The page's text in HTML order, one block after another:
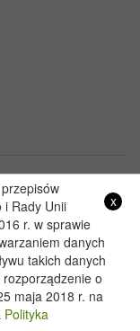
w Lublinie
x
i Rady Unii
r. w sprawie
danych
takich danych
o
maja 2018 r. na
Polityka